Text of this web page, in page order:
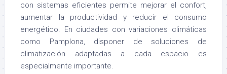
con sistemas eficientes permite mejorar el confort,
aumentar la productividad y reducir el consumo
energético. En ciudades con variaciones climáticas
como Pamplona, disponer de soluciones de
climatización adaptadas a cada espacio es
especialmente importante.